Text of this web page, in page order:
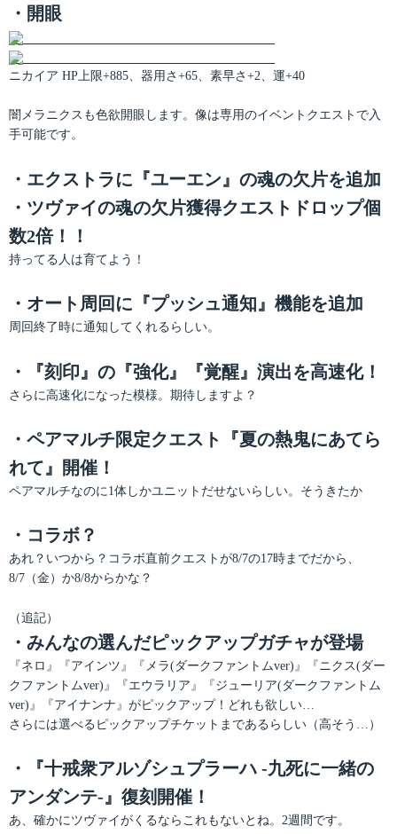
・開眼
ニカイア HP上限+885、器用さ+65、素早さ+2、運+40
闇メラニクスも色欲開眼します。像は専用のイベントクエストで入
手可能です。
・エクストラに『ユーエン』の魂の欠片を追加
・ツヴァイの魂の欠片獲得クエストドロップ個
数2倍！！
持ってる人は育てよう！
・オート周回に『プッシュ通知』機能を追加
周回終了時に通知してくれるらしい。
・『刻印』の『強化』『覚醒』演出を高速化！
さらに高速化になった模様。期待しますよ？
・ペアマルチ限定クエスト『夏の熱鬼にあてら
れて』開催！
ペアマルチなのに1体しかユニットだせないらしい。そうきたか
・コラボ？
あれ？いつから？コラボ直前クエストが8/7の17時までだから、
8/7（金）か8/8からかな？
（追記）
・みんなの選んだピックアップガチャが登場
『ネロ』『アインツ』『メラ(ダークファントムver)』『ニクス(ダー
クファントムver)』『エウラリア』『ジューリア(ダークファントム
ver)』『アイナンナ』がピックアップ！どれも欲しい…
さらには選べるピックアップチケットまであるらしい（高そう…）
・『十戒衆アルゾシュプラーハ -九死に一緒の
アンダンテ-』復刻開催！
あ、確かにツヴァイがくるならこれもないとね。2週間です。